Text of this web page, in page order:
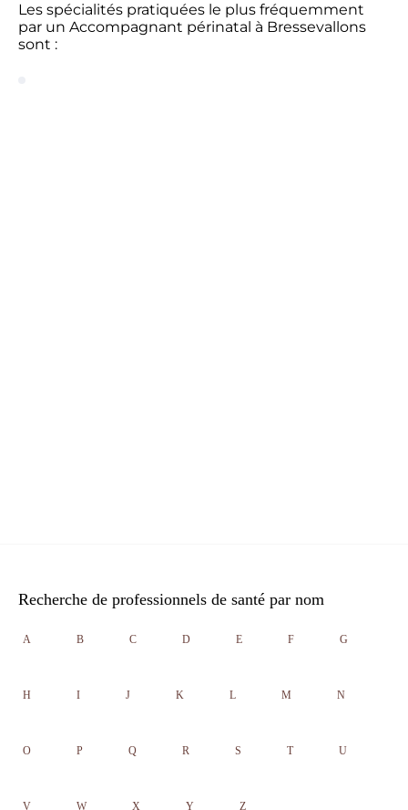
Les spécialités pratiquées le plus fréquemment
par un Accompagnant périnatal à Bressevallons
sont :
Recherche de professionnels de santé par nom
A B C D E F G
H I J K L M N
O P Q R S T U
V W X Y Z